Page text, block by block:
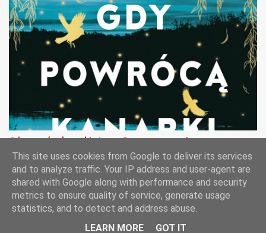
Gdy powrócą kanarki - Laura Barrow - recenzja
Obsługiwane przez usługę Blogger
SKR Bydgoszcz © 2012-2025
This site uses cookies from Google to deliver its services
and to analyze traffic. Your IP address and user-agent are
shared with Google along with performance and security
metrics to ensure quality of service, generate usage
statistics, and to detect and address abuse.
LEARN MORE
GOT IT